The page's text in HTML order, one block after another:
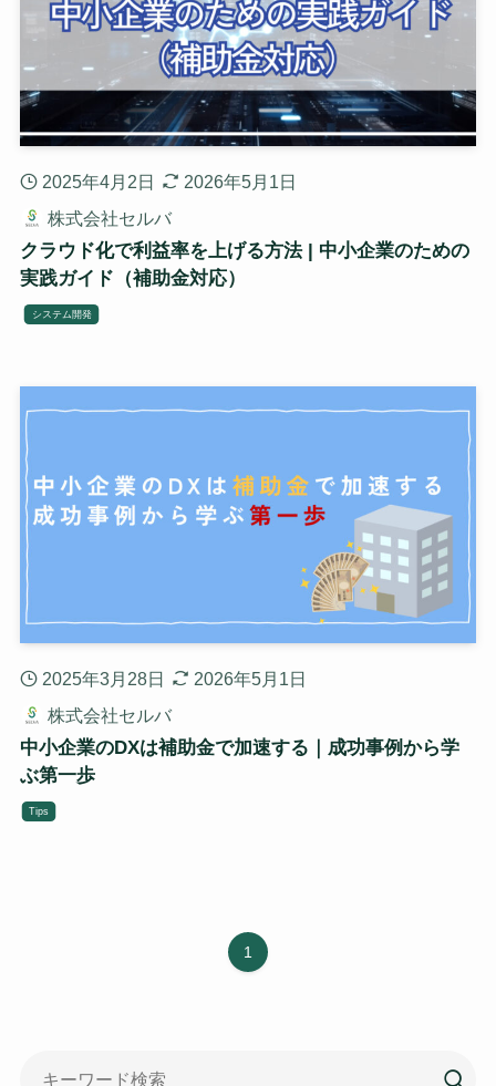
2025年4月2日
2026年5月1日
株式会社セルバ
クラウド化で利益率を上げる方法 | 中小企業のための
実践ガイド（補助金対応）
システム開発
2025年3月28日
2026年5月1日
株式会社セルバ
中小企業のDXは補助金で加速する｜成功事例から学
ぶ第一歩
Tips
1